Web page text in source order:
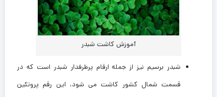
آموزش کاشت شبدر
شبدر برسیم نیز از جمله ارقام پرطرفدار شبدر است که در
قسمت شمال کشور کاشت می شود. این رقم پروتئین